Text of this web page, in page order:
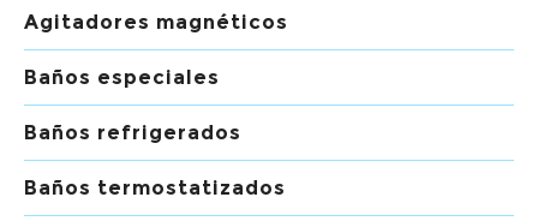
Agitadores magnéticos
Baños especiales
Baños refrigerados
Baños termostatizados